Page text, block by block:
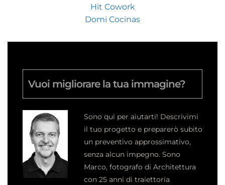
Hit Cowork
Domi Cocinas
Vuoi migliorare la tua immagine?
Sono qui per aiutarti! Descrivimi
il tuo progetto e preparerò subito
un preventivo approssimativo,
senza alcun impegno. Sono
Marco, fotografo di Architettura
con 25 anni di traiettoria